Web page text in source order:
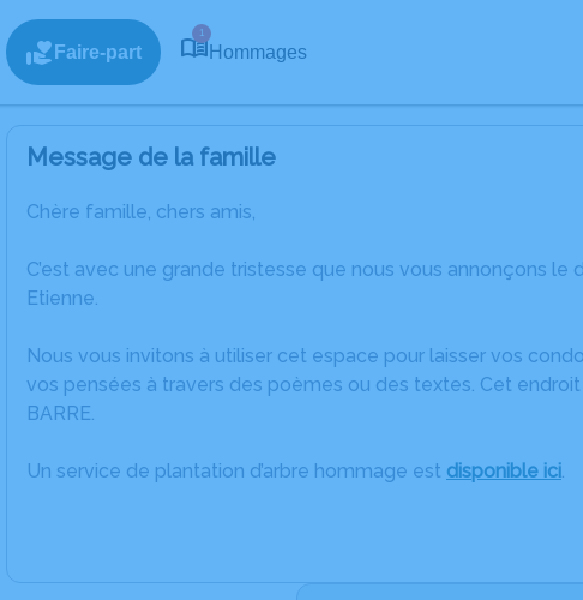
Faire-part
1
Hommages
Message de la famille
Chère famille, chers amis,
C’est avec une grande tristesse que nous vous annonçons
Etienne.
Nous vous invitons à utiliser cet espace pour laisser vos
vos pensées à travers des poèmes ou des textes. Cet
BARRE.
Un service de plantation d’arbre hommage est disponible ici.